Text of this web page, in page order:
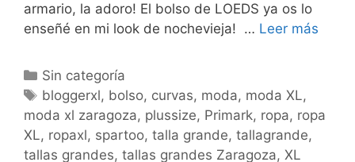
armario, la adoro! El bolso de LOEDS ya os lo
enseñé en mi look de nochevieja! … Leer más
Categorías
Sin categoría
Etiquetas
bloggerxl, bolso, curvas, moda, moda XL,
moda xl zaragoza, plussize, Primark, ropa, ropa
XL, ropaxl, spartoo, talla grande, tallagrande,
tallas grandes, tallas grandes Zaragoza, XL